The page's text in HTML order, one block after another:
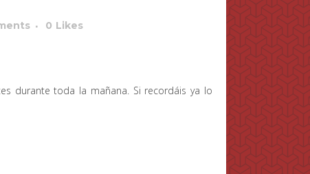
0 Likes
durante toda la mañana. Si recordáis ya lo